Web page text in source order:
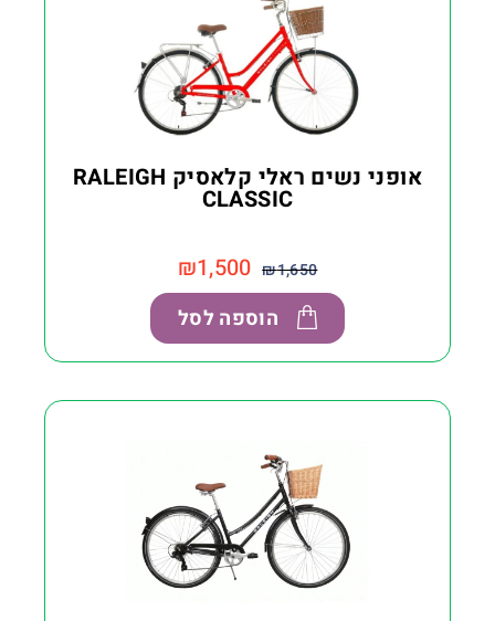
אופני נשים ראלי קלאסיק RALEIGH
CLASSIC
₪1,650
₪1,500
הוספה לסל